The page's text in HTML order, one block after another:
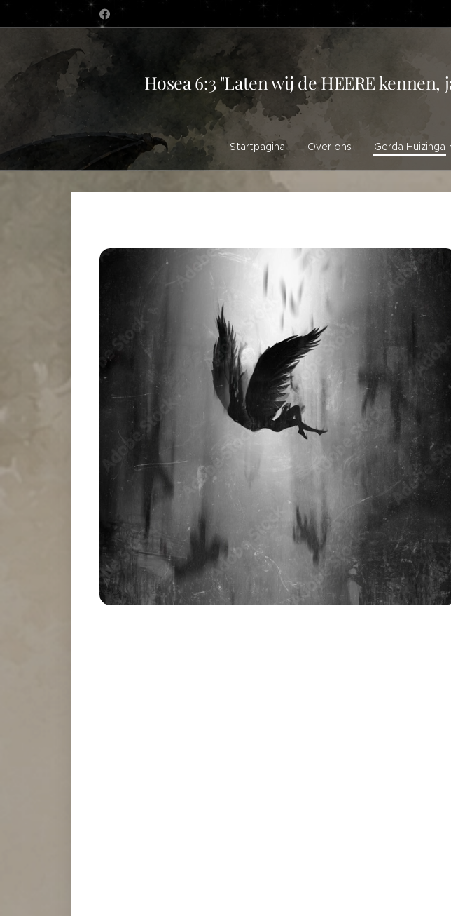
Hosea 6:3 "Laten wij de HEERE
Startpagina Over ons Gerda Huizinga